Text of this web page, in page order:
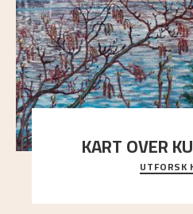
KART OVER
Utforsk stedene ogUTFORSK